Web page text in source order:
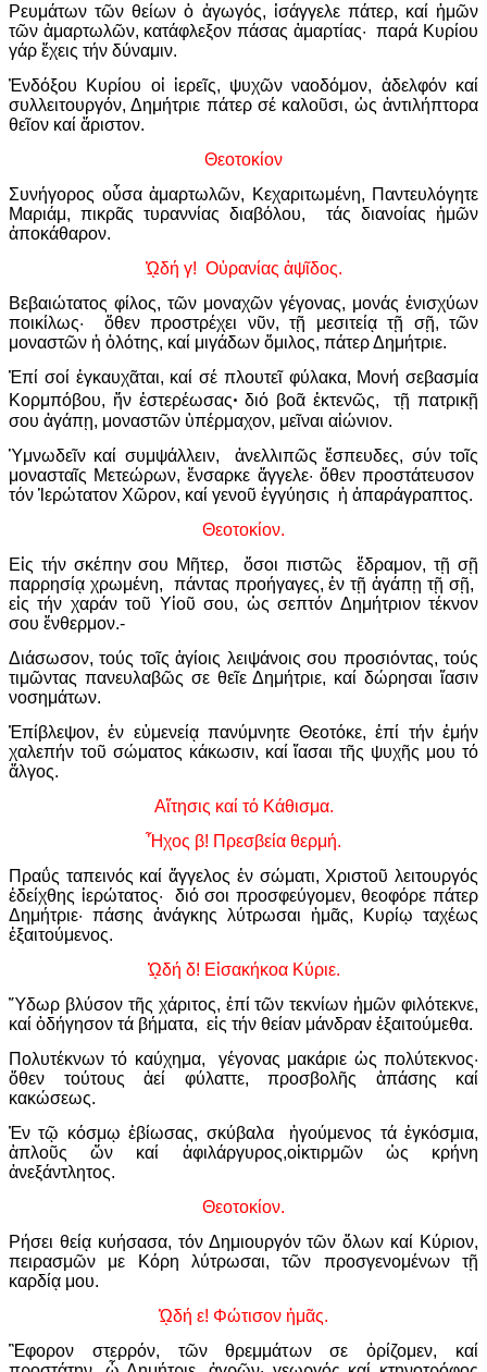
Ρευμάτων τῶν θείων ὁ ἀγωγός, ἰσάγγελε πάτερ, καί ἡμῶν
τῶν ἁμαρτωλῶν, κατάφλεξον πάσας ἁμαρτίας· παρά Κυρίου
γάρ ἔχεις τήν δύναμιν.
Ἐνδόξου Κυρίου οἱ ἱερεῖς, ψυχῶν ναοδόμον, ἀδελφόν καί
συλλειτουργόν, Δημήτριε πάτερ σέ καλοῦσι, ὡς ἀντιλήπτορα
θεῖον καί ἄριστον.
Θεοτοκίον
Συνήγορος οὖσα ἁμαρτωλῶν, Κεχαριτωμένη, Παντευλόγητε
Μαριάμ, πικρᾶς τυραννίας διαβόλου, τάς διανοίας ἡμῶν
ἀποκάθαρον.
ᾨδή γ! Οὐρανίας ἁψῖδος.
Βεβαιώτατος φίλος, τῶν μοναχῶν γέγονας, μονάς ἐνισχύων
ποικίλως· ὅθεν προστρέχει νῦν, τῇ μεσιτείᾳ τῇ σῇ, τῶν
μοναστῶν ἡ ὁλότης, καί μιγάδων ὅμιλος, πάτερ Δημήτριε.
Ἐπί σοί ἐγκαυχᾶται, καί σέ πλουτεῖ φύλακα, Μονή σεβασμία
Κορμπόβου, ἥν ἐστερέωσαςꞏ διό βοᾶ ἐκτενῶς, τῇ πατρικῇ
σου ἀγάπῃ, μοναστῶν ὑπέρμαχον, μεῖναι αἰώνιον.
Ὑμνωδεῖν καί συμψάλλειν, ἀνελλιπῶς ἔσπευδες, σύν τοῖς
μονασταῖς Μετεώρων, ἔνσαρκε ἄγγελε· ὅθεν προστάτευσον
τόν Ἱερώτατον Χῶρον, καί γενοῦ ἐγγύησις ἡ ἀπαράγραπτος.
Θεοτοκίον.
Εἰς τήν σκέπην σου Μῆτερ, ὅσοι πιστῶς ἔδραμον, τῇ σῇ
παρρησίᾳ χρωμένη, πάντας προήγαγες, ἐν τῇ ἀγάπῃ τῇ σῇ,
εἰς τήν χαράν τοῦ Υἱοῦ σου, ὡς σεπτόν Δημήτριον τέκνον
σου ἔνθερμον.-
Διάσωσον, τούς τοῖς ἁγίοις λειψάνοις σου προσιόντας, τούς
τιμῶντας πανευλαβῶς σε θεῖε Δημήτριε, καί δώρησαι ἴασιν
νοσημάτων.
Ἐπίβλεψον, ἐν εὐμενείᾳ πανύμνητε Θεοτόκε, ἐπί τήν ἐμήν
χαλεπήν τοῦ σώματος κάκωσιν, καί ἴασαι τῆς ψυχῆς μου τό
ἄλγος.
Αἴτησις καί τό Κάθισμα.
Ἦχος β! Πρεσβεία θερμή.
Πραΰς ταπεινός καί ἄγγελος ἐν σώματι, Χριστοῦ λειτουργός
ἐδείχθης ἱερώτατος· διό σοι προσφεύγομεν, θεοφόρε πάτερ
Δημήτριε· πάσης ἀνάγκης λύτρωσαι ἡμᾶς, Κυρίῳ ταχέως
ἐξαιτούμενος.
ᾨδή δ! Εἰσακήκοα Κύριε.
Ὕδωρ βλύσον τῆς χάριτος, ἐπί τῶν τεκνίων ἡμῶν φιλότεκνε,
καί ὁδήγησον τά βήματα, εἰς τήν θείαν μάνδραν ἐξαιτούμεθα.
Πολυτέκνων τό καύχημα, γέγονας μακάριε ὡς πολύτεκνος·
ὅθεν τούτους ἀεί φύλαττε, προσβολῆς ἁπάσης καί
κακώσεως.
Ἐν τῷ κόσμῳ ἐβίωσας, σκύβαλα ἡγούμενος τά ἐγκόσμια,
ἁπλοῦς ὤν καί ἀφιλάργυρος,οἰκτιρμῶν ὡς κρήνη
ἀνεξάντλητος.
Θεοτοκίον.
Ρήσει θείᾳ κυήσασα, τόν Δημιουργόν τῶν ὅλων καί Κύριον,
πειρασμῶν με Κόρη λύτρωσαι, τῶν προσγενομένων τῇ
καρδίᾳ μου.
ᾨδή ε! Φώτισον ἡμᾶς.
Ἒφορον στερρόν, τῶν θρεμμάτων σε ὁρίζομεν, καί